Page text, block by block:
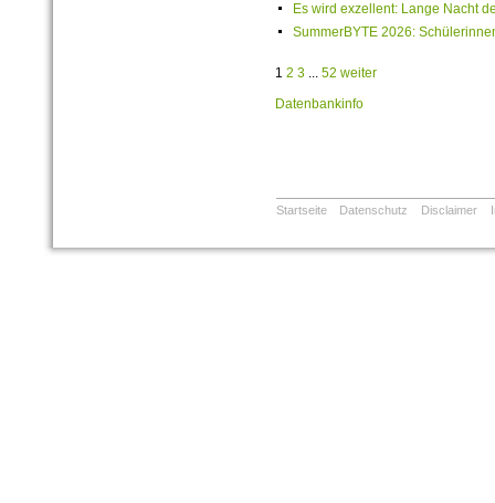
Es wird exzellent: Lange Nacht
SummerBYTE 2026:
1 2 3... 52 weiter
Datenbankinfo
Startseite Datenschutz Disclaimer